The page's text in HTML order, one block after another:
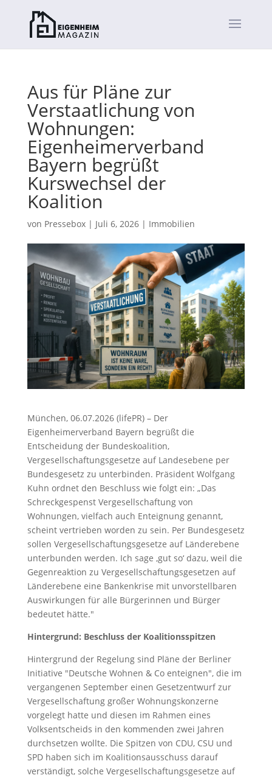
Aus für Pläne zur
Verstaatlichung von
Wohnungen:
Eigenheimerverband
Bayern begrüßt
Kurswechsel der
Koalition
von Pressebox| Juli 6, 2026| Immobilien
München, 06.07.2026 (lifePR) – Der
Eigenheimerverband Bayern begrüßt die
Entscheidung der Bundeskoalition,
Vergesellschaftungsgesetze auf Landesebene per
Bundesgesetz zu unterbinden. Präsident Wolfgang
Kuhn ordnet den Beschluss wie folgt ein: „Das
Schreckgespenst Vergesellschaftung von
Wohnungen, vielfach auch Enteignung genannt,
scheint vertrieben worden zu sein. Per Bundesgesetz
sollen Vergesellschaftungsgesetze auf Länderebene
unterbunden werden. Ich sage ‚gut so‘ dazu, weil die
Gegenreaktion zu Vergesellschaftungsgesetzen auf
Länderebene eine Bankenkrise mit unvorstellbaren
Auswirkungen für alle Bürgerinnen und Bürger
bedeutet hätte."
Hintergrund: Beschluss der Koalitionsspitzen
Hintergrund der Regelung sind Pläne der Berliner
Initiative "Deutsche Wohnen & Co enteignen", die im
vergangenen September einen Gesetzentwurf zur
Vergesellschaftung großer Wohnungskonzerne
vorgelegt hatte und diesen im Rahmen eines
Volksentscheids in den kommenden zwei Jahren
durchsetzen wollte. Die Spitzen von CDU, CSU und
SPD haben sich im Koalitionsausschuss darauf
verständigt, solche Vergesellschaftungsgesetze auf